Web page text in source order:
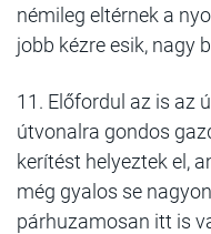
némileg eltérnek a
jobb kézre esik, nagy
11. Előfordul az is az
útvonalra gondos
kerítést helyeztek el,
még gyalos se
párhuzamosan itt is